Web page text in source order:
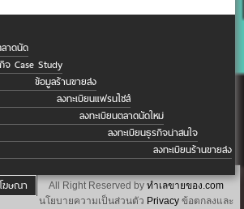
าดนัด
จ Case Study
ข้อมูลร้านขายส่ง
ลงทะเบียนแฟรนไชส์
ลงทะเบียนตลาดนัดใหม่
ลงทะเบียนธุรกิจน่าสนใจ
ลงทะเบียนร้านขายส่ง
ฆษณา All Right Reserved by ทำเลขายของ.com
นโยบายความเป็นส่วนตัว Privacy ข้อตกลงและ